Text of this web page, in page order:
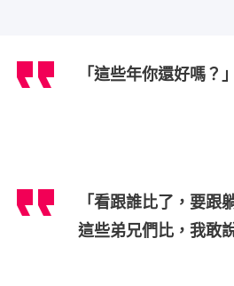
「這些年你還好嗎？」
「看跟誰比了，要跟
這些弟兄們比，我敢